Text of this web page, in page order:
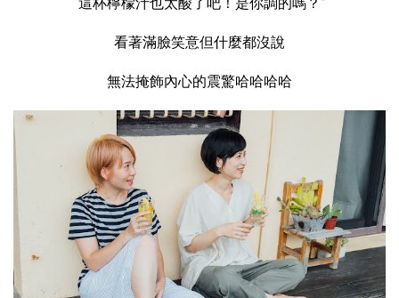
看著滿臉笑意但什麼都沒說
無法掩飾內心的震驚哈哈哈哈